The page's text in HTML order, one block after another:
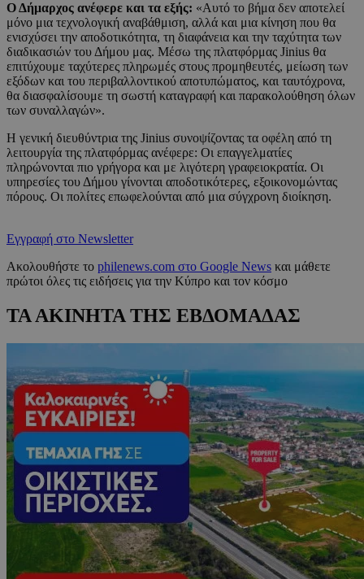
Ο Δήμαρχος ανέφερε και τα εξής: «Αυτό το βήμα δεν αποτελεί
μόνο μια τεχνολογική αναβάθμιση, αλλά και μια κίνηση που θα
ενισχύσει την αποδοτικότητα, τη διαφάνεια και την ταχύτητα των
διαδικασιών του Δήμου μας. Μέσω της πλατφόρμας Jinius θα
επιτύχουμε ταχύτερες πληρωμές στους προμηθευτές, μείωση των
εξόδων και του περιβαλλοντικού αποτυπώματος, και ταυτόχρονα,
θα διασφαλίσουμε τη σωστή καταγραφή και παρακολούθηση όλων
των συναλλαγών».
Η γενική διευθύντρια της Jinius συνοψίζοντας τα οφέλη από τη
λειτουργία της πλατφόρμας ανέφερε: Οι επαγγελματίες
πληρώνονται πιο γρήγορα και με λιγότερη γραφειοκρατία. Οι
υπηρεσίες του Δήμου γίνονται αποδοτικότερες, εξοικονομώντας
πόρους. Οι πολίτες επωφελούνται από μια σύγχρονη διοίκηση.
Εγγραφή στο Newsletter
Ακολουθήστε το philenews.com στο Google News και μάθετε
πρώτοι όλες τις ειδήσεις για την Κύπρο και τον κόσμο
ΤΑ ΑΚΙΝΗΤΑ ΤΗΣ ΕΒΔΟΜΑΔΑΣ